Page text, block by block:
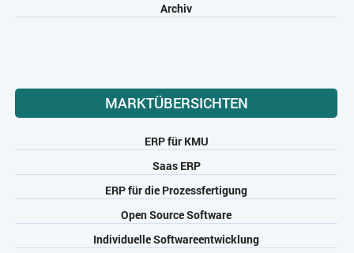
Archiv
MARKTÜBERSICHTEN
ERP für KMU
Saas ERP
ERP für die Prozessfertigung
Open Source Software
Individuelle Softwareentwicklung